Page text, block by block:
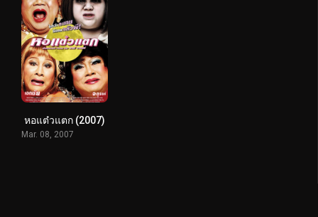
หอแต๋วแตก (2007)
Mar. 08, 2007